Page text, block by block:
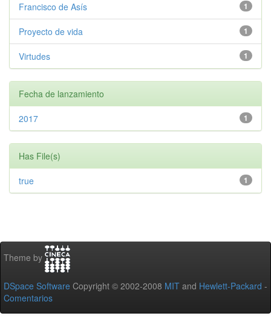
1
Francisco de Asís
1
Proyecto de vida
1
Virtudes
Fecha de lanzamiento
1
2017
Has File(s)
1
true
Theme by
DSpace Software Copyright © 2002-2008 MIT and Hewlett-Packard -
Comentarios